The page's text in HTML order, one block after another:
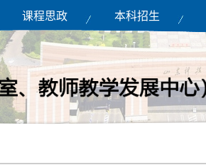
课程思政 本科招生